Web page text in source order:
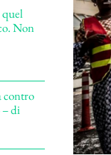
quel
Non
contro
– di